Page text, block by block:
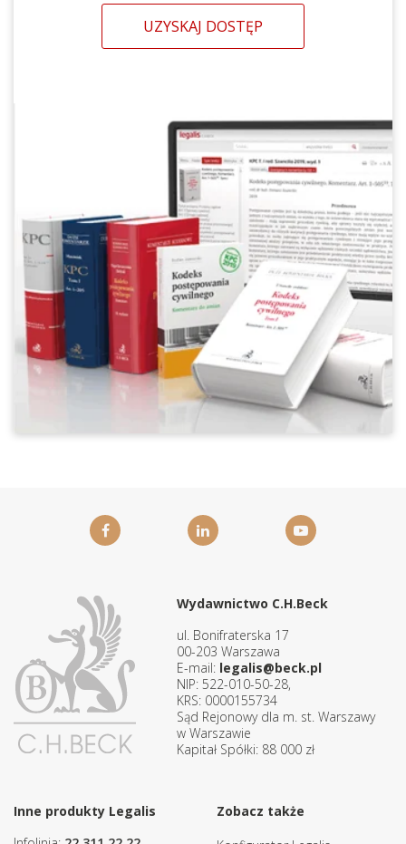
UZYSKAJ DOSTĘP
Wydawnictwo C.H.Beck
ul. Bonifraterska 17
00-203 Warszawa
E-mail: legalis@beck.pl
NIP: 522-010-50-28,
KRS: 0000155734
Sąd Rejonowy dla m. st. Warszawy
w Warszawie
Kapitał Spółki: 88 000 zł
Inne produkty Legalis
Zobacz także